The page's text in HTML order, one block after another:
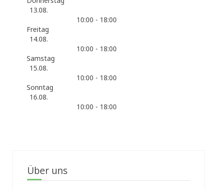
13.08.
10:00 - 18:00
Freitag
14.08.
10:00 - 18:00
Samstag
15.08.
10:00 - 18:00
Sonntag
16.08.
10:00 - 18:00
Über uns